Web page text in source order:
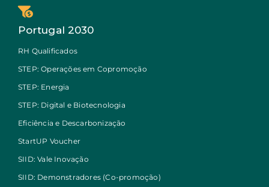
Portugal 2030
RH Qualificados
STEP: Operações em Copromoção
STEP: Energia
STEP: Digital e Biotecnologia
Eficiência e Descarbonização
StartUP Voucher
SIID: Vale Inovação
SIID: Demonstradores (Co-promoção)